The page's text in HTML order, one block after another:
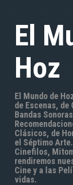
El
Hoz
El Mundo de
de Escenas,
Bandas
Clásicos, de
el Séptimo
Cinefilos,
rendiremos
Cine y a las
vidas.